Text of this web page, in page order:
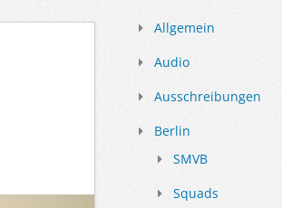
Allgemein
Audio
Ausschreibungen
Berlin
SMVB
Squads